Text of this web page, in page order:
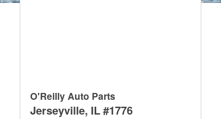
O'Reilly Auto Parts
Jerseyville, IL #1776